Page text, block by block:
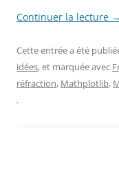
Continuer la lecture →
Cette entrée a été
idées, et marquée avec
réfraction, Mathplotlib,
.